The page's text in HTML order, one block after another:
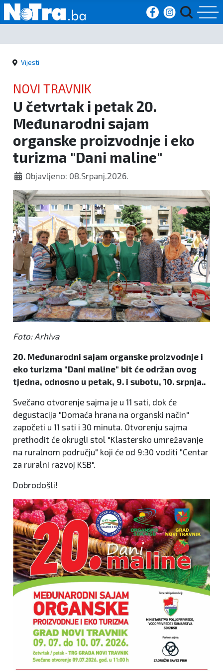
Početna
Vijesti
Sport
Kultura
Crna
kronika
Politika
Zanimljivosti
Vijesti
NOVI TRAVNIK
U četvrtak i petak 20.
Međunarodni sajam
organske proizvodnje i eko
turizma "Dani maline"
Objavljeno: 08.Srpanj.2026.
Foto: Arhiva
20. Međunarodni sajam organske proizvodnje i
eko turizma "Dani maline" bit će održan ovog
tjedna, odnosno u petak, 9. i subotu, 10. srpnja..
Svečano otvorenje sajma je u 11 sati, dok će
degustacija "Domaća hrana na organski način"
započeti u 11 sati i 30 minuta. Otvorenju sajma
prethodit će okrugli stol "Klastersko umrežavanje
na ruralnom području" koji će od 9:30 voditi "Centar
za ruralni razvoj KSB".
Dobrodošli!